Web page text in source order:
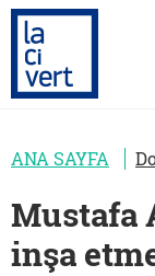
ANA SAYFA
Mustafa
inşa